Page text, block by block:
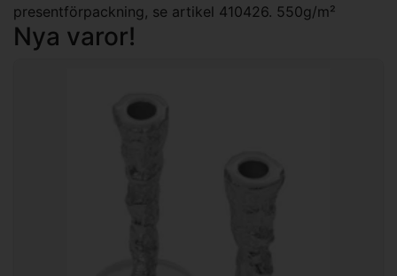
presentförpackning, se artikel 410426. 550g/m²
Nya varor!